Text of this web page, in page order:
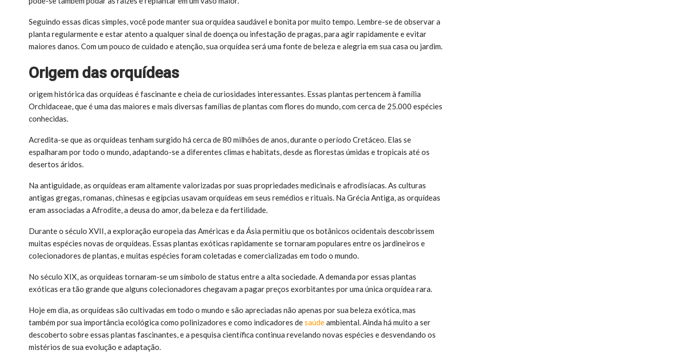
Seguindo essas dicas simples, você pode manter sua orquídea saudável e bonita por muito tempo. Lembre-se de observar a
planta regularmente e estar atento a qualquer sinal de doença ou infestação de pragas, para agir rapidamente e evitar
maiores danos. Com um pouco de cuidado e atenção, sua orquídea será uma fonte de beleza e alegria em sua casa ou jardim.
Origem das orquídeas
origem histórica das orquídeas é fascinante e cheia de curiosidades interessantes. Essas plantas pertencem à família
Orchidaceae, que é uma das maiores e mais diversas famílias de plantas com flores do mundo, com cerca de 25.000 espécies
conhecidas.
Acredita-se que as orquídeas tenham surgido há cerca de 80 milhões de anos, durante o período Cretáceo. Elas se
espalharam por todo o mundo, adaptando-se a diferentes climas e habitats, desde as florestas úmidas e tropicais até os
desertos áridos.
Na antiguidade, as orquídeas eram altamente valorizadas por suas propriedades medicinais e afrodisíacas. As culturas
antigas gregas, romanas, chinesas e egípcias usavam orquídeas em seus remédios e rituais. Na Grécia Antiga, as orquídeas
eram associadas a Afrodite, a deusa do amor, da beleza e da fertilidade.
Durante o século XVII, a exploração europeia das Américas e da Ásia permitiu que os botânicos ocidentais descobrissem
muitas espécies novas de orquídeas. Essas plantas exóticas rapidamente se tornaram populares entre os jardineiros e
colecionadores de plantas, e muitas espécies foram coletadas e comercializadas em todo o mundo.
No século XIX, as orquídeas tornaram-se um símbolo de status entre a alta sociedade. A demanda por essas plantas
exóticas era tão grande que alguns colecionadores chegavam a pagar preços exorbitantes por uma única orquídea rara.
Hoje em dia, as orquídeas são cultivadas em todo o mundo e são apreciadas não apenas por sua beleza exótica, mas
também por sua importância ecológica como polinizadores e como indicadores desaúdeambiental. Ainda há muito a ser
descoberto sobre essas plantas fascinantes, e a pesquisa científica continua revelando novas espécies e desvendando os
mistérios de sua evolução e adaptação.